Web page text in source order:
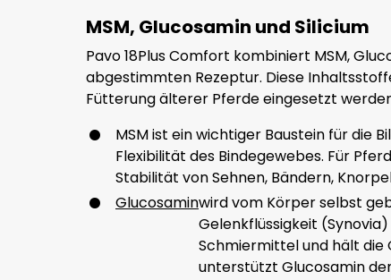
MSM, Glucosamin und Silicium
Pavo 18Plus Comfort kombiniert MSM,
abgestimmten Rezeptur. Diese
Fütterung älterer Pferde eingesetzt
MSM ist ein wichtiger Baustein für die
Flexibilität des Bindegewebes. Für
Stabilität von Sehnen, Bändern,
Glucosaminwird vom Körper selbst
Gelenkflüssigkeit
Schmiermittel und hält die
unterstützt Glucosamin